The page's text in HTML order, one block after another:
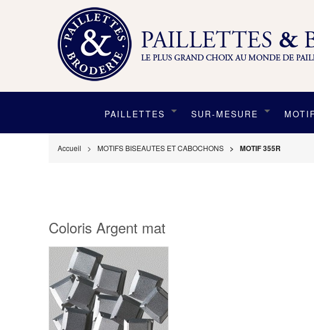
PAILLETTES SUR-MESURE
Accueil MOTIFS BISEAUTES ET CABOCHONS MOTIF 355R
Coloris Argent mat